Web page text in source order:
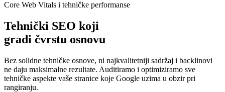
Core Web Vitals i tehničke performanse
Tehnički SEO koji
gradi čvrstu osnovu
Bez solidne tehničke osnove, ni najkvalitetniji sadržaj i backlinovi
ne daju maksimalne rezultate. Auditiramo i optimiziramo sve
tehničke aspekte vaše stranice koje Google uzima u obzir pri
rangiranju.